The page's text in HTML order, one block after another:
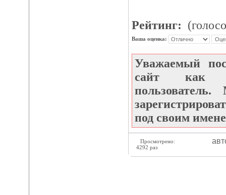
Рейтинг:
Ваша оценка:
Уважаемый
сайт как
под своим
Просмотрено:
4292 раз